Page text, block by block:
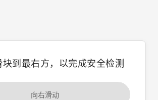
到最右方，以完成安全检测
向右滑动